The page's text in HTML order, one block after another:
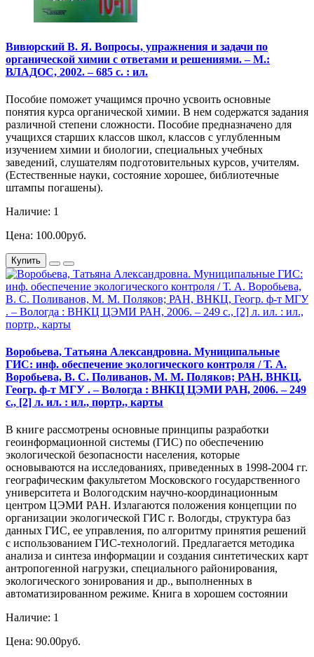
Вивюрский В. Я. Вопросы, упражнения и задачи по
органической химии с ответами и решениями. – М.:
ВЛАДОС, 2002. – 685 с. : ил.
Пособие поможет учащимся прочно усвоить основные
понятия курса органической химии. В нем содержатся задания
различной степени сложности. Пособие предназначено для
учащихся старших классов школ, классов с углубленным
изучением химии и биологии, специальных учебных
заведений, слушателям подготовительных курсов, учителям.
(Естественные науки, состояние хорошее, библиотечные
штампы погашены).
Наличие: 1
Цена: 100.00руб.
Купить
Воробьева, Татьяна Александровна. Муниципальные
ГИС: инф. обеспечение экологического контроля / Т. А.
Воробьева, В. С. Поливанов, М. М. Поляков; РАН, ВНКЦ,
Геогр. ф-т МГУ . – Вологда : ВНКЦ ЦЭМИ РАН, 2006. – 249
с., [2] л. ил. : ил., портр., карты
В книге рассмотрены основные принципы разработки
геоинформационной системы (ГИС) по обеспечению
экологической безопасности населения, которые
основываются на исследованиях, приведенных в 1998-2004 гг.
географическим факультетом Московского государственного
университета и Вологодским научно-координационным
центром ЦЭМИ РАН. Излагаются положения концепции по
организации экологической ГИС г. Вологды, структура баз
данных ГИС, ее управления, по алгоритму принятия решений
с использованием ГИС-технологий. Предлагается методика
анализа и синтеза информации и создания синтетических карт
антропогенной нагрузки, специального районирования,
экологического зонирования и др., выполненных в
автоматизированном режиме. Книга в хорошем состоянии
Наличие: 1
Цена: 90.00руб.